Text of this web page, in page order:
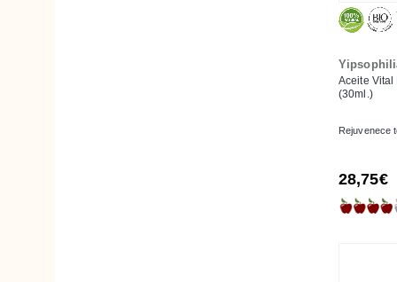
Aceite Vital
(30ml.)
Rejuvenece
28,75€